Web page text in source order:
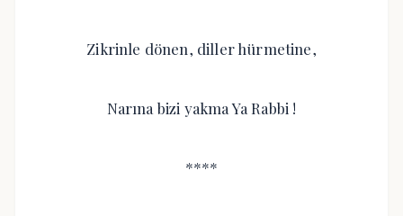
Zikrinle dönen, diller hürmetine,
Narına bizi yakma Ya Rabbi !
****